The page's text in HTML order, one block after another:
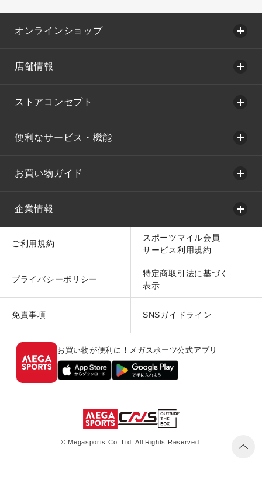
オンラインショップ
店舗情報
ストアコンセプト
便利なサービス・機能
お買い物ガイド
企業情報
ご利用規約
スポーツマイル会員
サービス利用規約
プライバシーポリシー
特定商取引法に基づく
表示
免責事項 SNSガイドライン
お買い物が便利に！メガスポーツ公式アプリ
© Megasports Co. Ltd. All Rights Reserved.